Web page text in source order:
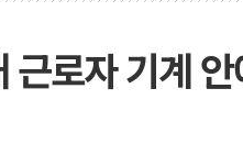
로자 기계